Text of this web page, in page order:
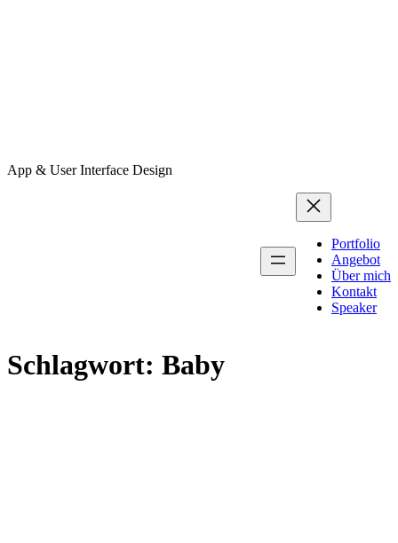
App & User Interface Design
Portfolio
Angebot
Über mich
Kontakt
Speaker
Schlagwort: Baby